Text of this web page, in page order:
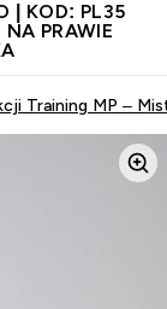
| KOD: PL35
PRAWIE
Training MP –